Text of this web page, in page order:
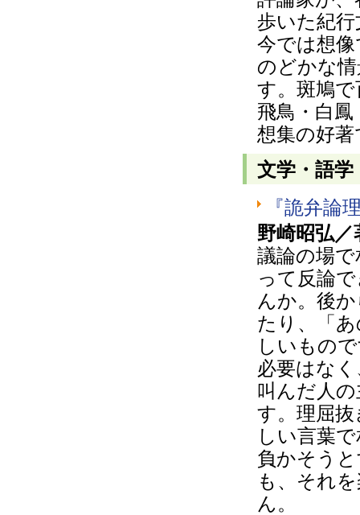
歩いた紀
今では想
のどかな
す。斑鳩
飛鳥・白
想集の好
文学・語学
『詭弁論
野崎昭弘
議論の場
って反論
んか。後
たり、「
しいもの
必要はな
叫んだ人
す。理屈
しい言葉
負かそう
も、それ
ん。